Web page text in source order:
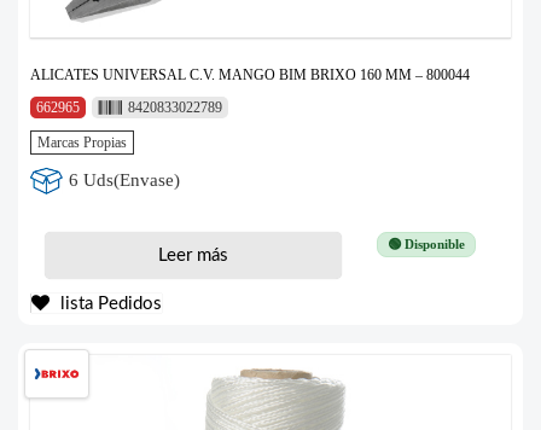
ALICATES UNIVERSAL C.V. MANGO BIM BRIXO 160 MM – 800044
662965
8420833022789
Marcas Propias
6 Uds(Envase)
🟢 Disponible
Leer más
lista Pedidos